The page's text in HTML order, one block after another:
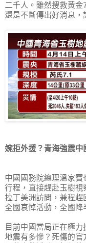
二千人。雖然搜救黃
還是不斷傳出好消息，
婉拒外援？青海強震中
中國國務院總理溫家
行程，直接趕赴玉樹
拉丁美洲訪問，兼程
全國哀悼活動，全國降
目前中國當局正在極
地震有多慘？死傷的官